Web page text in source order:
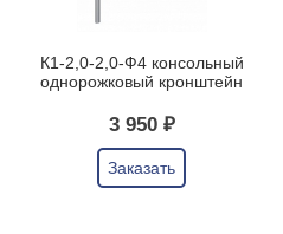
К1-2,0-2,0-Ф4 консольный
однорожковый кронштейн
3 950 ₽
Заказать